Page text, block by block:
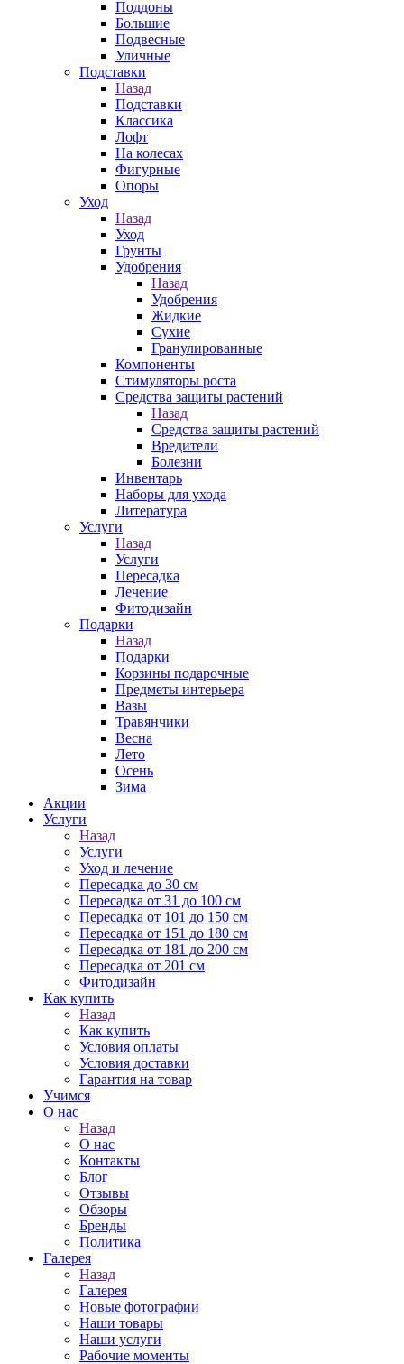
Поддоны
Большие
Подвесные
Уличные
Подставки
Назад
Подставки
Классика
Лофт
На колесах
Фигурные
Опоры
Уход
Назад
Уход
Грунты
Удобрения
Назад
Удобрения
Жидкие
Сухие
Гранулированные
Компоненты
Стимуляторы роста
Средства защиты растений
Назад
Средства защиты растений
Вредители
Болезни
Инвентарь
Наборы для ухода
Литература
Услуги
Назад
Услуги
Пересадка
Лечение
Фитодизайн
Подарки
Назад
Подарки
Корзины подарочные
Предметы интерьера
Вазы
Травянчики
Весна
Лето
Осень
Зима
Акции
Услуги
Назад
Услуги
Уход и лечение
Пересадка до 30 см
Пересадка от 31 до 100 см
Пересадка от 101 до 150 см
Пересадка от 151 до 180 см
Пересадка от 181 до 200 см
Пересадка от 201 см
Фитодизайн
Как купить
Назад
Как купить
Условия оплаты
Условия доставки
Гарантия на товар
Учимся
О нас
Назад
О нас
Контакты
Блог
Отзывы
Обзоры
Бренды
Политика
Галерея
Назад
Галерея
Новые фотографии
Наши товары
Наши услуги
Рабочие моменты